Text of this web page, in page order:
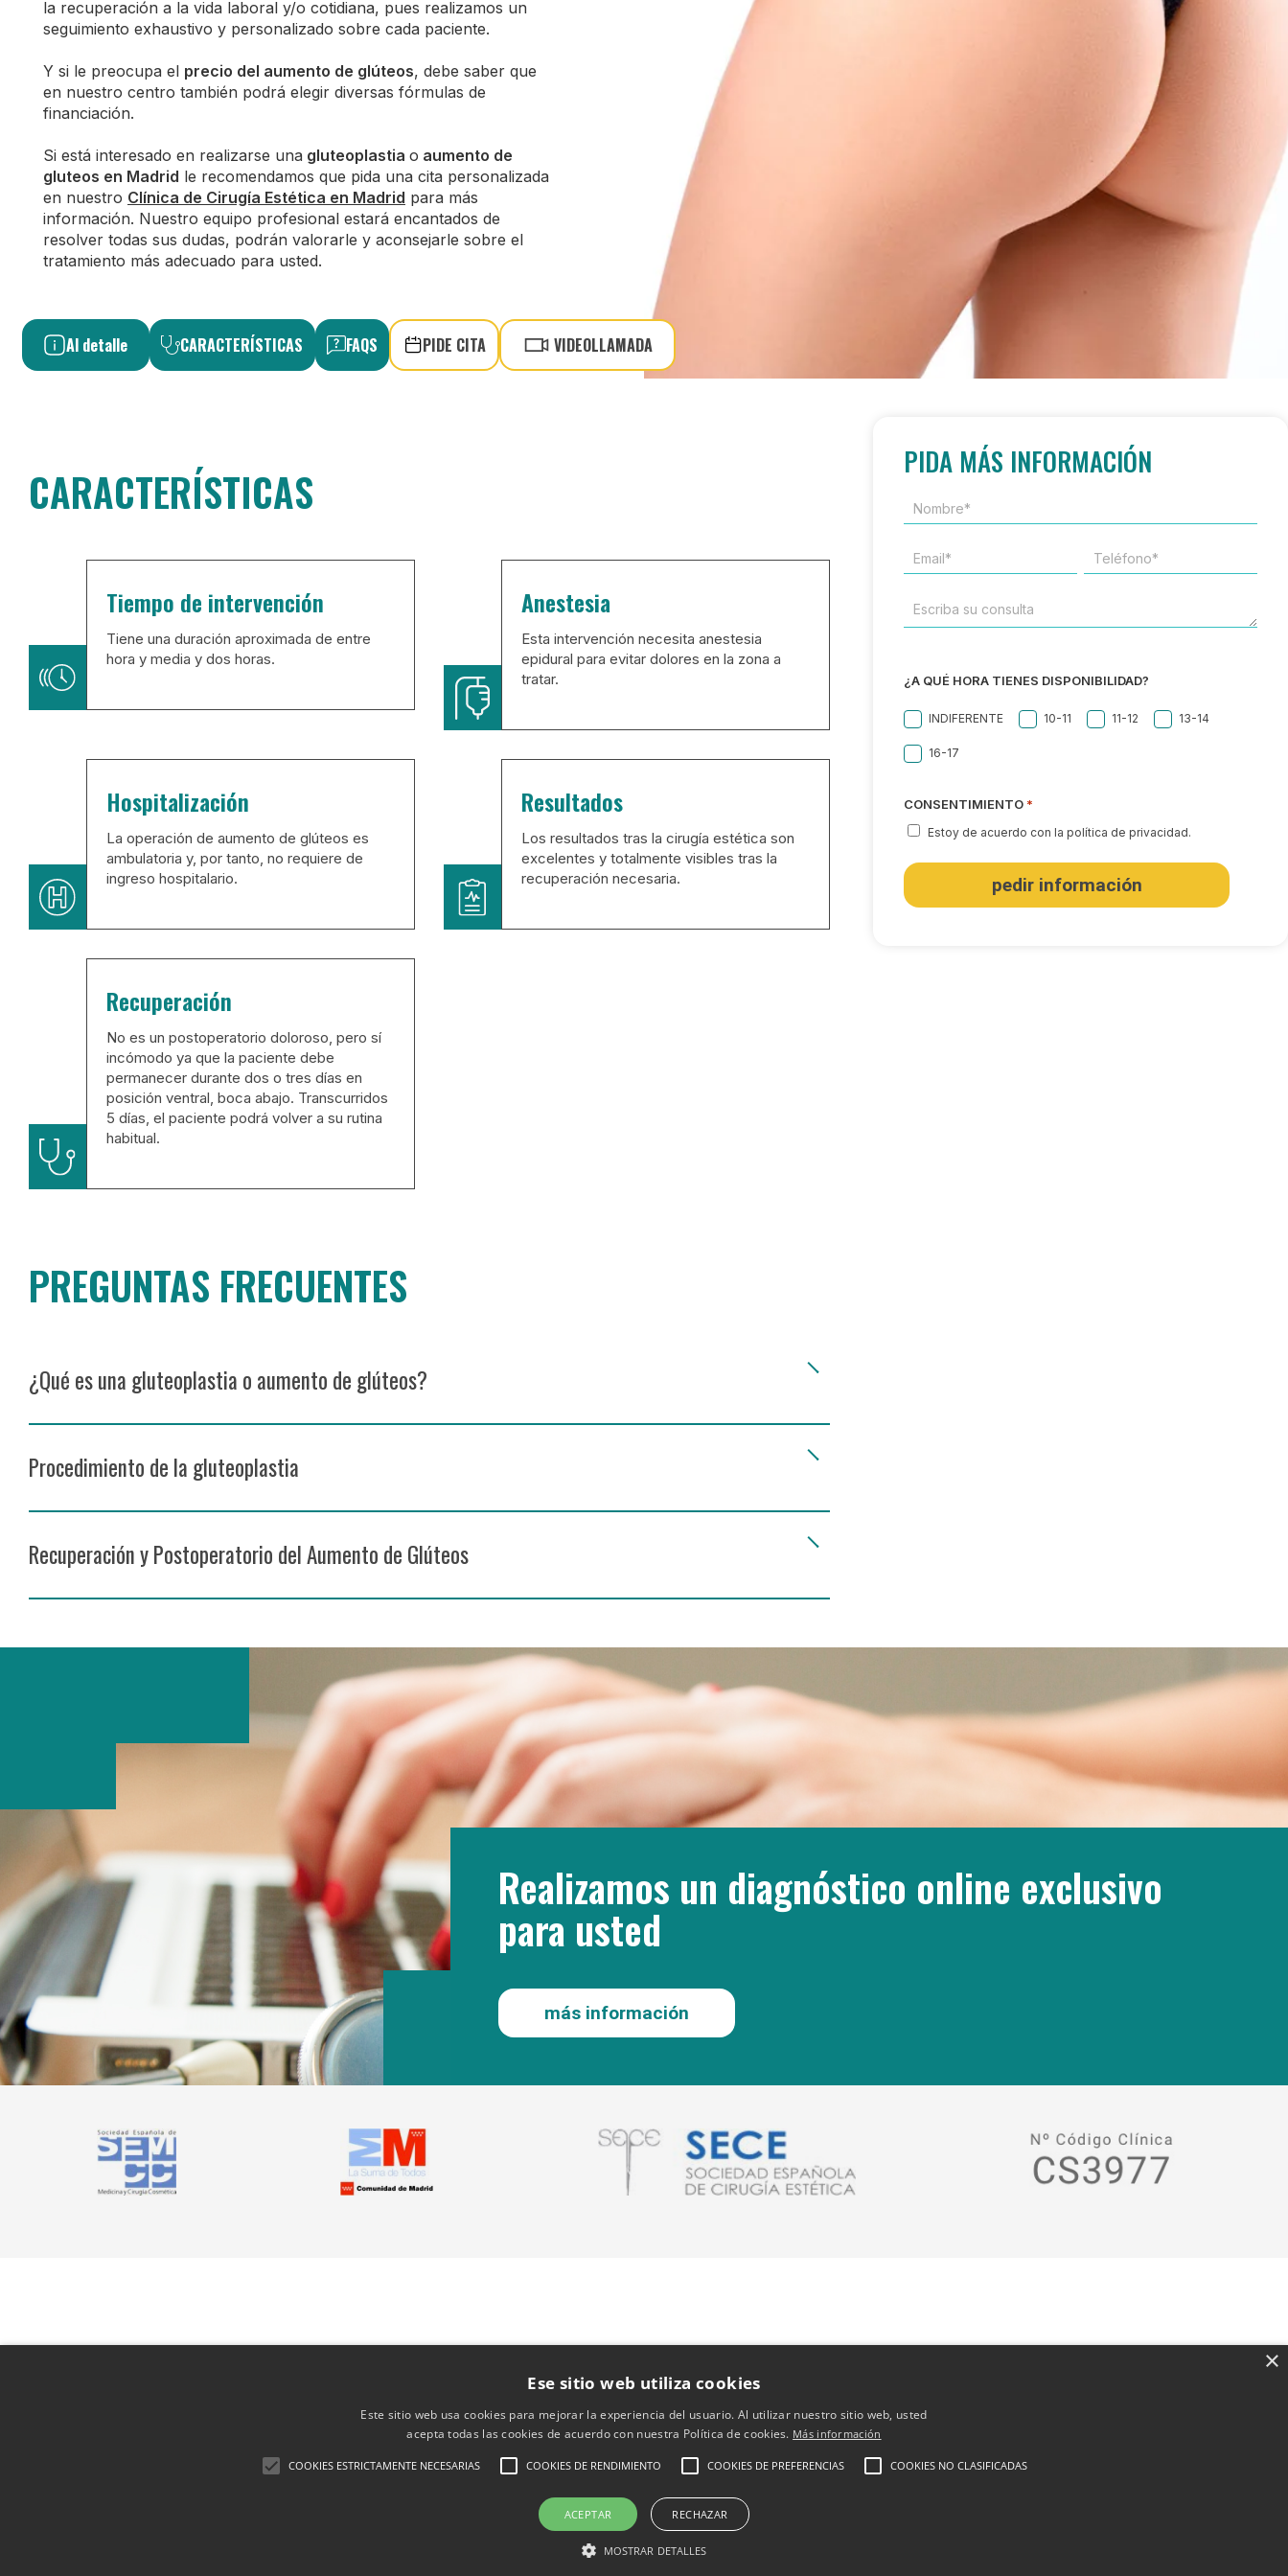
la recuperación a la vida laboral y/o cotidiana, pues realizamos un
seguimiento exhaustivo y personalizado sobre cada paciente.
Y si le preocupa el precio del aumento de glúteos, debe saber que
en nuestro centro también podrá elegir diversas fórmulas de
financiación.
Si está interesado en realizarse una gluteoplastia o aumento de
gluteos en Madrid le recomendamos que pida una cita personalizada
en nuestro Clínica de Cirugía Estética en Madrid para más
información. Nuestro equipo profesional estará encantados de
resolver todas sus dudas, podrán valorarle y aconsejarle sobre el
tratamiento más adecuado para usted.
Al detalle CARACTERÍSTICAS FAQS PIDE CITA VIDEOLLAMADA
CARACTERÍSTICAS
Tiempo de intervención
Tiene una duración aproximada de entre
hora y media y dos horas.
Anestesia
Esta intervención necesita anestesia
epidural para evitar dolores en la zona a
tratar.
Hospitalización
La operación de aumento de glúteos es
ambulatoria y, por tanto, no requiere de
ingreso hospitalario.
Resultados
Los resultados tras la cirugía estética son
excelentes y totalmente visibles tras la
recuperación necesaria.
Recuperación
No es un postoperatorio doloroso, pero sí
incómodo ya que la paciente debe
permanecer durante dos o tres días en
posición ventral, boca abajo. Transcurridos
5 días, el paciente podrá volver a su rutina
habitual.
PREGUNTAS FRECUENTES
¿Qué es una gluteoplastia o aumento de glúteos?
Procedimiento de la gluteoplastia
Recuperación y Postoperatorio del Aumento de Glúteos
PIDA MÁS INFORMACIÓN
NOMBRE*
*
EMAIL
*
TELÉFONO
*
ESCRIBA
SU
¿A QUÉ HORA TIENES DISPONIBILIDAD?
INDIFERENTE 10-11 11-12 13-14
16-17
CONSENTIMIENTO *
Estoy de acuerdo con la política de privacidad.
Realizamos un diagnóstico online exclusivo
para usted
más información
×
Ese sitio web utiliza cookies
Este sitio web usa cookies para mejorar la experiencia del usuario. Al utilizar nuestro sitio web, usted
acepta todas las cookies de acuerdo con nuestra Política de cookies. Más información
COOKIES ESTRICTAMENTE NECESARIAS COOKIES DE RENDIMIENTO COOKIES DE PREFERENCIAS COOKIES NO CLASIFICADAS
ACEPTAR RECHAZAR
MOSTRAR DETALLES